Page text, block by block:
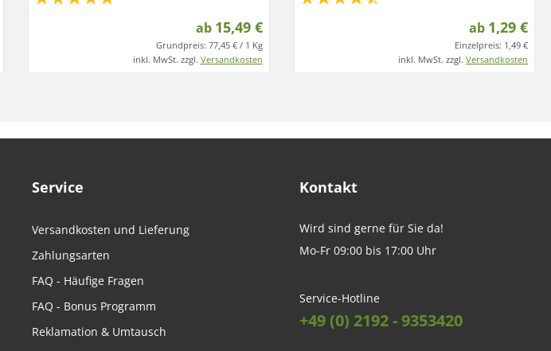
ab 15,49 €
Grundpreis: 77,45 € / 1 Kg
inkl. MwSt. zzgl. Versandkosten
ab 1,29 €
Einzelpreis: 1,49 €
inkl. MwSt. zzgl. Versandkosten
Service
Versandkosten und Lieferung
Zahlungsarten
FAQ - Häufige Fragen
FAQ - Bonus Programm
Reklamation & Umtausch
Kontakt
Wird sind gerne für Sie da!
Mo-Fr 09:00 bis 17:00 Uhr
Service-Hotline
+49 (0) 2192 - 9353420